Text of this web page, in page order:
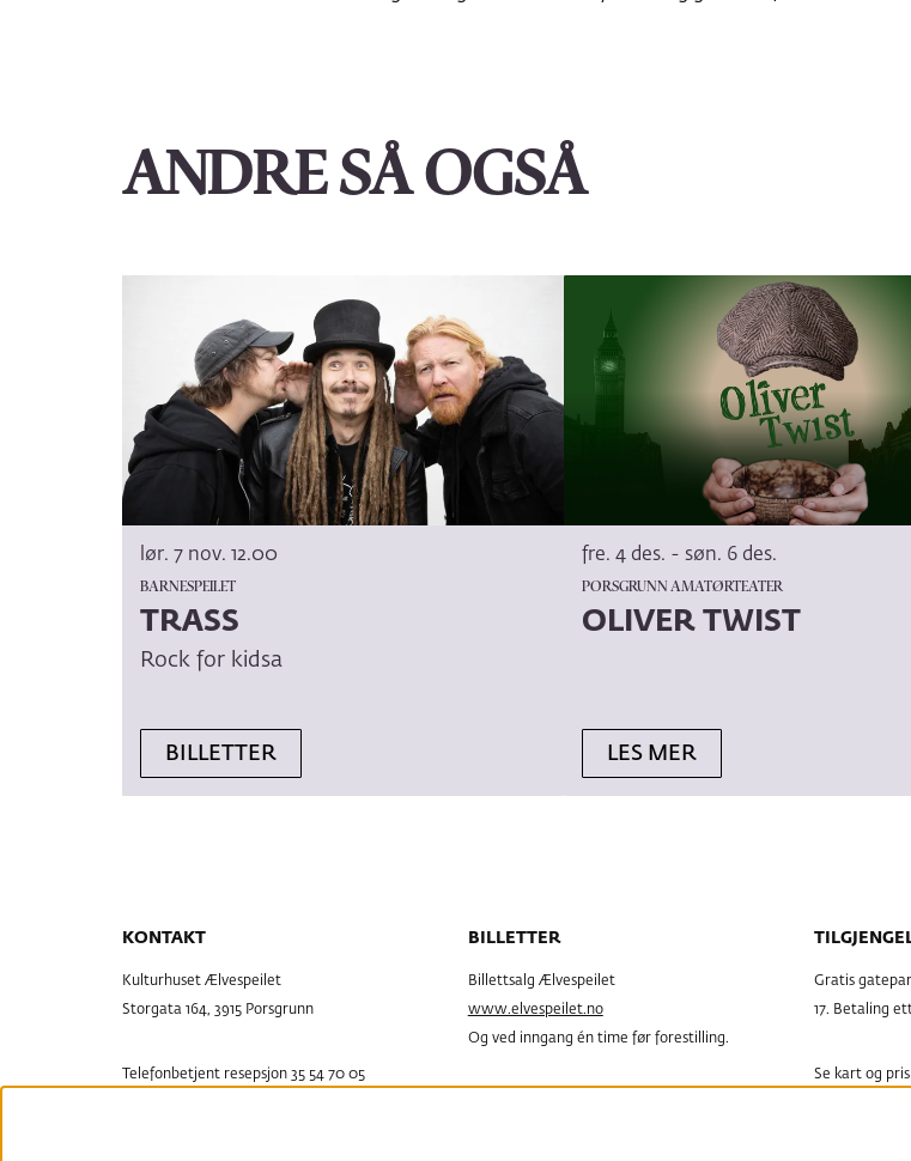
ANDRE SÅ OGSÅ
TRASS
Rock for kidsa
BARNESPEILET
lør. 7 nov. 12.00
BILLETTER
OLIVER TWIST
PORSGRUNN AMATØRTEATER
fre. 4 des. -søn. 6 des.
LES MER
KONTAKT
Kulturhuset Ælvespeilet
Storgata 164, 3915 Porsgrunn
Telefonbetjent resepsjon 35 54 70 05
BILLETTER
Billettsalg Ælvespeilet
www.elvespeilet.no
Og ved inngang én time før forestilling.
Gratis
17. Betaling
Se kart og